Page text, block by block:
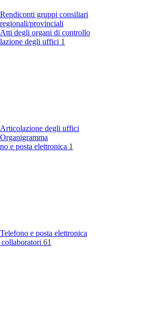
Rendiconti gruppi consiliari
regionali/provinciali
Atti degli organi di controllo
degli uffici 1
Articolazione degli uffici
Organigramma
e posta elettronica 1
Telefono e posta elettronica
61